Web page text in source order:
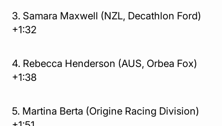
3. Samara Maxwell (NZL, Decathlon Ford)
+1:32
4. Rebecca Henderson (AUS, Orbea Fox)
+1:38
5. Martina Berta (Origine Racing Division)